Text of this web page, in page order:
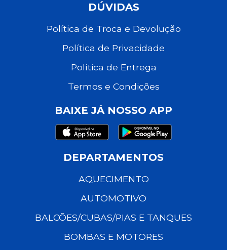
DÚVIDAS
Política de Troca e Devolução
Política de Privacidade
Política de Entrega
Termos e Condições
BAIXE JÁ NOSSO APP
DEPARTAMENTOS
AQUECIMENTO
AUTOMOTIVO
BALCÕES/CUBAS/PIAS E TANQUES
BOMBAS E MOTORES